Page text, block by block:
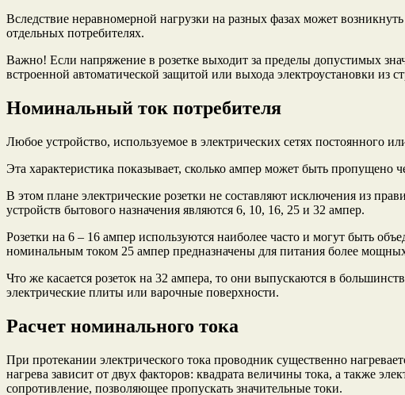
Вследствие неравномерной нагрузки на разных фазах может
отдельных потребителях.
Важно! Если напряжение в розетке выходит за пределы допустимых
встроенной автоматической защитой или выхода электроустановки из
Номинальный ток потребителя
Любое устройство, используемое в электрических сетях
Эта характеристика показывает, сколько ампер может быть пропущено
В этом плане электрические розетки не составляют исключения из
устройств бытового назначения являются 6, 10, 16, 25 и 32 ампер.
Розетки на 6 – 16 ампер используются наиболее часто и могут быть
номинальным током 25 ампер предназначены для питания более
Что же касается розеток на 32 ампера, то они выпускаются в
электрические плиты или варочные поверхности.
Расчет номинального тока
При протекании электрического тока проводник существенно
нагрева зависит от двух факторов: квадрата величины тока, а также
сопротивление, позволяющее пропускать значительные токи.